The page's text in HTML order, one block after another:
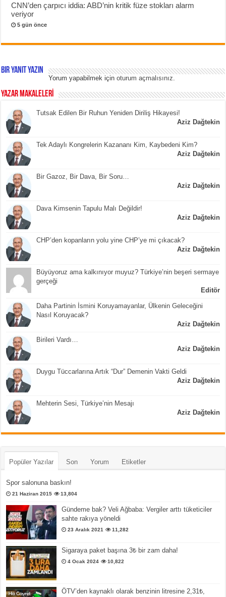
CNN’den çarpıcı iddia: ABD’nin kritik füze stokları alarm
veriyor
5 gün önce
Bir yanıt yazın
Yorum yapabilmek içinoturum açmalısınız
YAZAR MAKALELERİ
Tutsak Edilen Bir Ruhun Yeniden Diriliş Hikayesi!
Aziz Dağtekin
Tek Adaylı Kongrelerin Kazananı Kim, Kaybedeni Kim?
Aziz Dağtekin
Bir Gazoz, Bir Dava, Bir Soru…
Aziz Dağtekin
Dava Kimsenin Tapulu Malı Değildir!
Aziz Dağtekin
CHP’den kopanların yolu yine CHP’ye mi çıkacak?
Aziz Dağtekin
Büyüyoruz ama kalkınıyor muyuz? Türkiye’nin beşeri sermaye
gerçeği
Editör
Daha Partinin İsmini Koruyamayanlar, Ülkenin Geleceğini
Nasıl Koruyacak?
Aziz Dağtekin
Birileri Vardı…
Aziz Dağtekin
Duygu Tüccarlarına Artık “Dur” Demenin Vakti Geldi
Aziz Dağtekin
Mehterin Sesi, Türkiye’nin Mesajı
Aziz Dağtekin
Popüler Yazılar Son Yorum Etiketler
Spor salonuna baskın!
21 Haziran 2015 13,804
Gündeme bak? Veli Ağbaba: Vergiler arttı tüketiciler
sahte rakıya yöneldi
23 Aralık 2021 11,282
Sigaraya paket başına 3₺ bir zam daha!
4 Ocak 2024 10,822
ÖTV’den kaynaklı olarak benzinin litresine 2,31₺,